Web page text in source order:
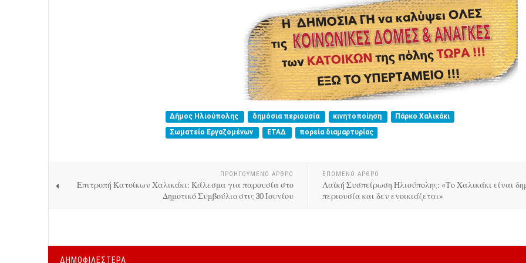
Δήμος Ηλιούπολης δημόσια περιουσία κινητοποίηση
Πάρκο Χαλικάκι
Σωματείο Εργαζομένων
ΕΤΑΔ πορεία διαμαρτυρίας
ΠΡΟΗΓΟΎΜΕΝΟ ΑΡΘΡΟ
Επιτροπή Κατοίκων Χαλικάκι: Κάλεσμα για παρουσία στο
Δημοτικό Συμβούλιο στις 30 Ιουνίου
ΕΠΟΜΕΝΟ ΑΡΘΡΟ
Λαϊκή Συσπείρωση Ηλιούπολης: «Το Χαλικάκι είναι
περιουσία και δεν ενοικιάζεται»
ΔΗΜΟΦΙΛΕΣΤΕΡΑ